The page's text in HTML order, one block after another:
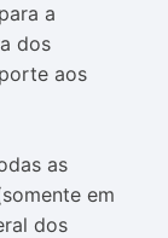
a
dos
aos
as
em
dos